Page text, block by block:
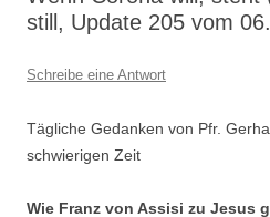
still, Update 205 vom
Schreibe eine Antwort
Tägliche Gedanken von Pfr.
schwierigen Zeit
Wie Franz von Assisi zu Jesus